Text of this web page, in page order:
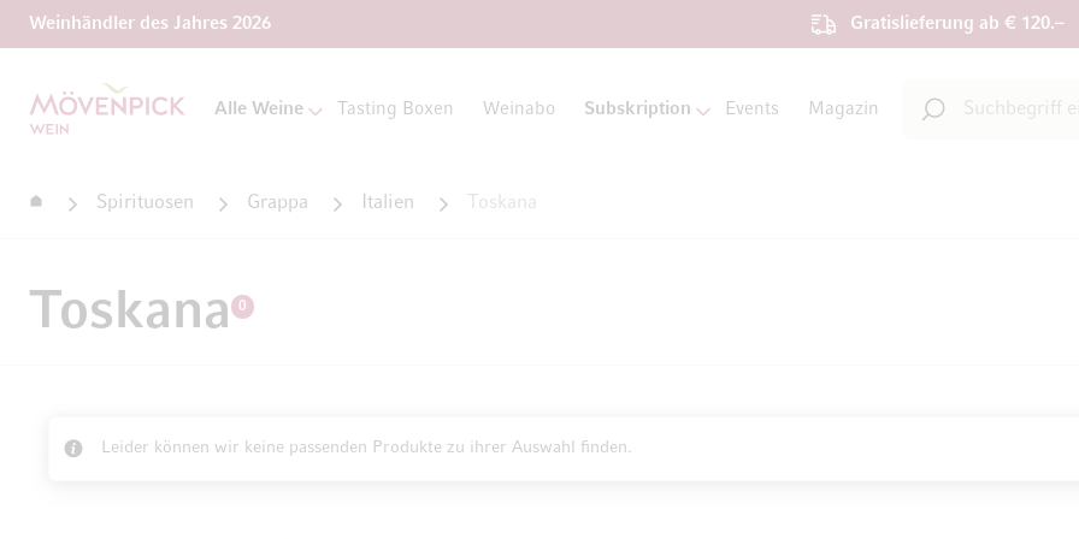
Weinhändler des Jahres 2026 Gratislieferung ab € 120.–
Zur Startseite
Alle Weine Tasting Boxen Weinabo Subskription Events Magazin
Suche
StartseiteSpirituosen Grappa Italien Toskana
Toskana 0
Leider können wir keine passenden Produkte zu ihrer Auswahl finden.